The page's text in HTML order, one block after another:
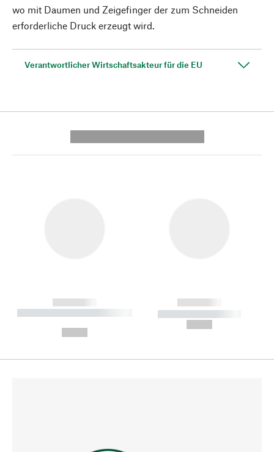
wo mit Daumen und Zeigefinger der zum Schneiden
erforderliche Druck erzeugt wird.
Verantwortlicher Wirtschaftsakteur für die EU
------------
----------- ----------- --------
------------
----------- -----------